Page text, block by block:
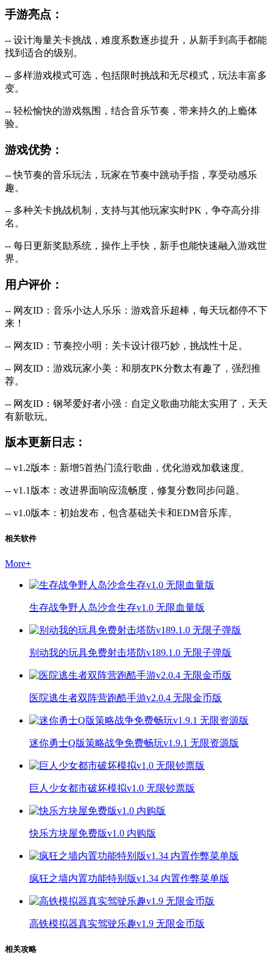
手游亮点：
-- 设计海量关卡挑战，难度系数逐步提升，从新手到高手都能
找到适合的级别。
-- 多样游戏模式可选，包括限时挑战和无尽模式，玩法丰富多
变。
-- 轻松愉快的游戏氛围，结合音乐节奏，带来持久的上瘾体
验。
游戏优势：
-- 快节奏的音乐玩法，玩家在节奏中跳动手指，享受动感乐
趣。
-- 多种关卡挑战机制，支持与其他玩家实时PK，争夺高分排
名。
-- 每日更新奖励系统，操作上手快，新手也能快速融入游戏世
界。
用户评价：
-- 网友ID：音乐小达人乐乐：游戏音乐超棒，每天玩都停不下
来！
-- 网友ID：节奏控小明：关卡设计很巧妙，挑战性十足。
-- 网友ID：游戏玩家小美：和朋友PK分数太有趣了，强烈推
荐。
-- 网友ID：钢琴爱好者小强：自定义歌曲功能太实用了，天天
有新歌玩。
版本更新日志：
-- v1.2版本：新增5首热门流行歌曲，优化游戏加载速度。
-- v1.1版本：改进界面响应流畅度，修复分数同步问题。
-- v1.0版本：初始发布，包含基础关卡和EDM音乐库。
相关软件
More+
生存战争野人岛沙盒生存v1.0 无限血量版
别动我的玩具免费射击塔防v189.1.0 无限子弹版
医院逃生者双阵营跑酷手游v2.0.4 无限金币版
迷你勇士Q版策略战争免费畅玩v1.9.1 无限资源版
巨人少女都市破坏模拟v1.0 无限钞票版
快乐方块屋免费版v1.0 内购版
疯狂之墙内置功能特别版v1.34 内置作弊菜单版
高铁模拟器真实驾驶乐趣v1.9 无限金币版
相关攻略